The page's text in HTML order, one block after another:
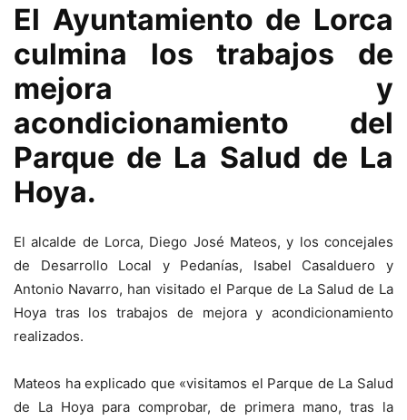
El Ayuntamiento de Lorca
culmina los trabajos de
mejora y
acondicionamiento del
Parque de La Salud de La
Hoya.
El alcalde de Lorca, Diego José Mateos, y los concejales
de Desarrollo Local y Pedanías, Isabel Casalduero y
Antonio Navarro, han visitado el Parque de La Salud de La
Hoya tras los trabajos de mejora y acondicionamiento
realizados.
Mateos ha explicado que «visitamos el Parque de La Salud
de La Hoya para comprobar, de primera mano, tras la